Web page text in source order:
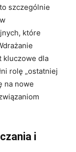
szczególnie
które
kluczowe dla
rolę „ostatniej
na nowe
i